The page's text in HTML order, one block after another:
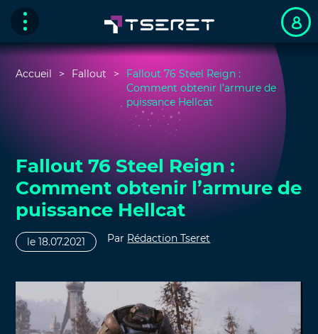
Accueil Fallout
Fallout 76 Steel Reign :
Comment obtenir l’armure de
puissance Hellcat
Fallout 76 Steel Reign :
Comment obtenir l’armure de
puissance Hellcat
le 18.07.2021 Par Rédaction Tseret